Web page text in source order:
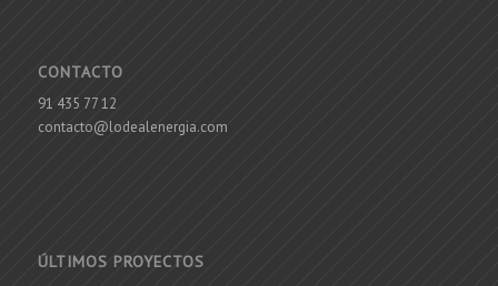
CONTACTO
91 435 77 12
contacto@lodealenergia.com
ÚLTIMOS PROYECTOS